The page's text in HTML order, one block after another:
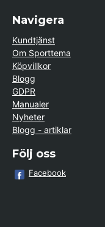
Navigera
Kundtjänst
Om Sporttema
Köpvillkor
Blogg
GDPR
Manualer
Nyheter
Blogg - artiklar
Följ oss
Facebook